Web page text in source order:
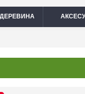
ДЕРЕВИНА